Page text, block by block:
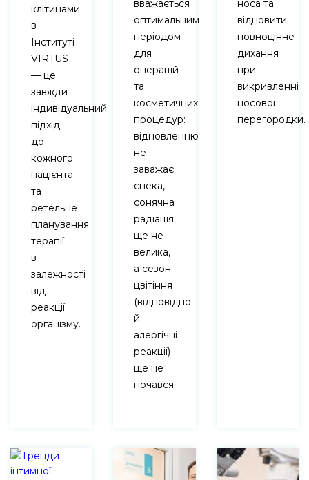
клітинами
в
Інституті
VIRTUS
— це
завжди
індивідуальний
підхід
до
кожного
пацієнта
та
ретельне
планування
терапії
в
залежності
від
реакції
організму.
вважається
оптимальним
періодом
для
операцій
та
косметичних
процедур:
відновленню
не
заважає
спека,
сонячна
радіація
ще не
велика,
а сезон
цвітіння
(відповідно
й
алергічні
реакції)
ще не
почався.
носа та
відновити
повноцінне
дихання
при
викривленні
носової
перегородки.